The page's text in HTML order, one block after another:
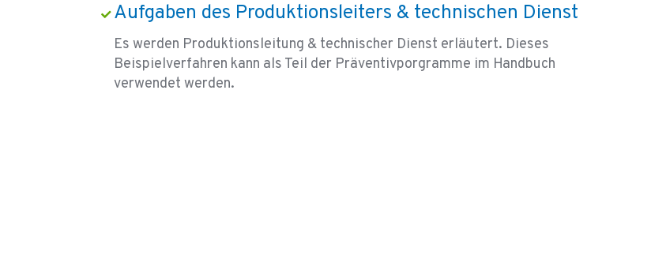
Aufgaben des Produktionsleiters & technischen Dienst
Es werden Produktionsleitung & technischer Dienst erläutert. Dieses
Beispielverfahren kann als Teil der Präventivporgramme im Handbuch
verwendet werden.